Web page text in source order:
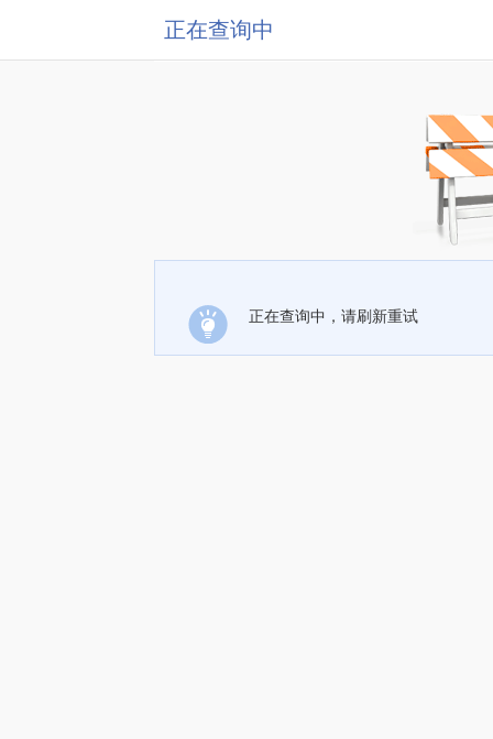
正在查询中
正在查询中，请刷新重试